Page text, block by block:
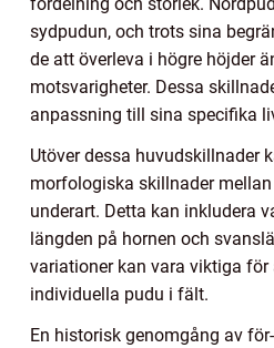
sydpudun, och trots sina
de att överleva i högre höjder
motsvarigheter. Dessa
anpassning till sina specifika
Utöver dessa huvudskillnader
morfologiska skillnader
underart. Detta kan inkludera
längden på hornen och
variationer kan vara viktiga
individuella pudu i fält.
En historisk genomgång av